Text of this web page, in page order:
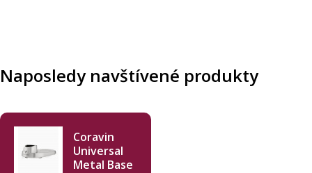
Naposledy navštívené produkty
Coravin
Universal
Metal Base